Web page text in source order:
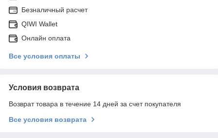
Безналичный расчет
QIWI Wallet
Онлайн оплата
Все условия оплаты
Условия возврата
Возврат товара в течение 14 дней за счет покупателя
Все условия возврата